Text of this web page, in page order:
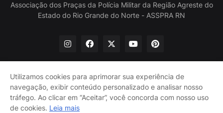
Associação dos Praças da Polícia Militar da Região Agreste do
Estado do Rio Grande do Norte - ASSPRA RN
Início Quem Somos
Política de Privacidade
Contate-nos
Utilizamos cookies para aprimorar sua experiência de
navegação, exibir conteúdo personalizado e analisar nosso
tráfego. Ao clicar em “Aceitar”, você concorda com nosso uso
de cookies. Leia mais